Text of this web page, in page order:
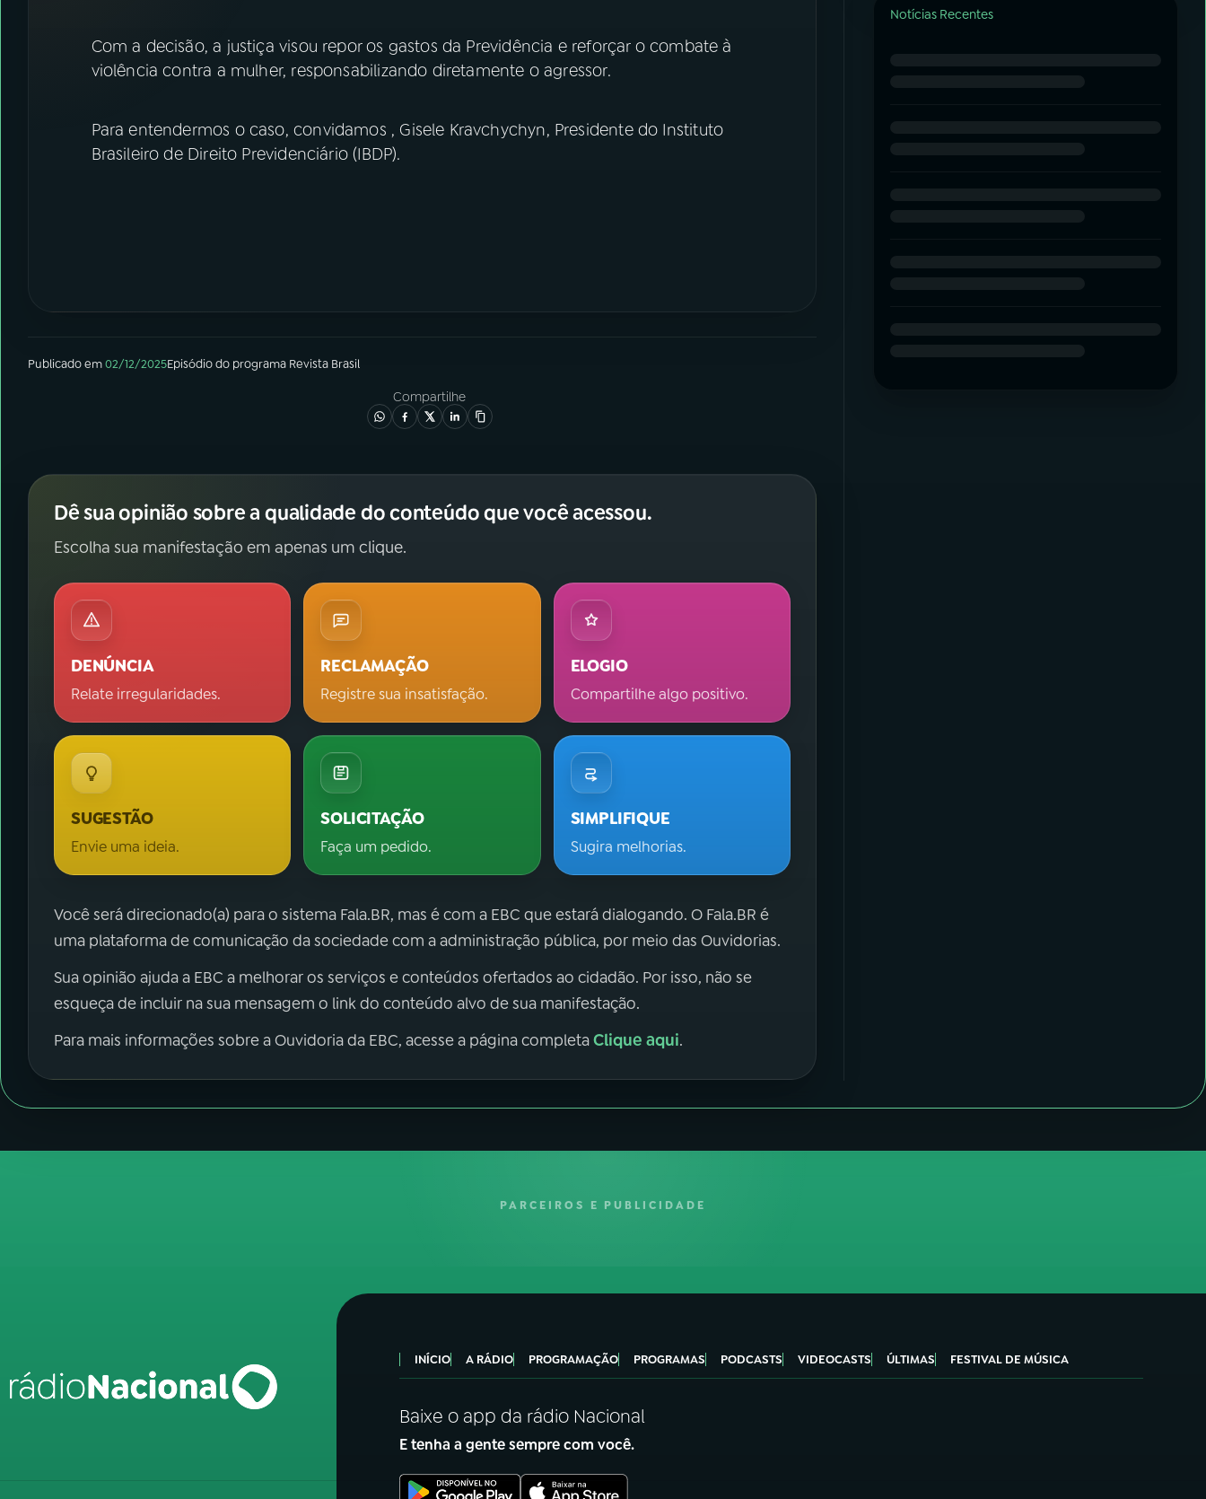
YouTube Facebook
Com a decisão, a justiça visou repor os gastos da Previdência e reforçar o combate à
violência contra a mulher, responsabilizando diretamente o agressor.
Para entendermos o caso, convidamos , Gisele Kravchychyn, Presidente do Instituto
Brasileiro de Direito Previdenciário (IBDP).
Publicado em02/12/2025Episódiodo programa Revista Brasil
Compartilhe
Dê sua opinião sobre a qualidade do conteúdo que você acessou.
Escolha sua manifestação em apenas um clique.
DENÚNCIA
Relate irregularidades.
RECLAMAÇÃO
Registre sua insatisfação.
ELOGIO
Compartilhe algo positivo.
SUGESTÃO
Envie uma ideia.
SOLICITAÇÃO
Faça um pedido.
SIMPLIFIQUE
Sugira melhorias.
Você será direcionado(a) para o sistema Fala.BR, mas é com a EBC que estará dialogando. O Fala.BR é
uma plataforma de comunicação da sociedade com a administração pública, por meio das Ouvidorias.
Sua opinião ajuda a EBC a melhorar os serviços e conteúdos ofertados ao cidadão. Por isso, não se
esqueça de incluir na sua mensagem o link do conteúdo alvo de sua manifestação.
Para mais informações sobre a Ouvidoria da EBC, acesse a página completaClique aqui.
Notícias Recentes
PARCEIROS E PUBLICIDADE
INÍCIO A RÁDIO PROGRAMAÇÃO PROGRAMAS PODCASTS VIDEOCASTS ÚLTIMAS FESTIVAL DE MÚSICA
Baixe o app da rádio Nacional
E tenha a gente sempre com você.